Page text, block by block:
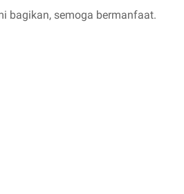
bagikan, semoga bermanfaat.